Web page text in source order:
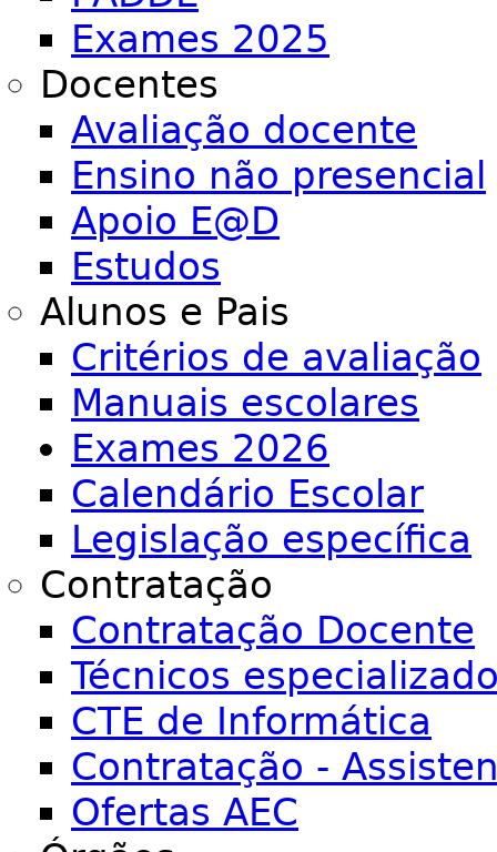
Exames 2025
Docentes
Avaliação docente
Ensino não presencial
Apoio E@D
Estudos
Alunos e Pais
Critérios de avaliação
Manuais escolares
Exames 2026
Calendário Escolar
Legislação específica
Contratação
Contratação Docente
Técnicos
CTE de Informática
Contratação -
Ofertas AEC